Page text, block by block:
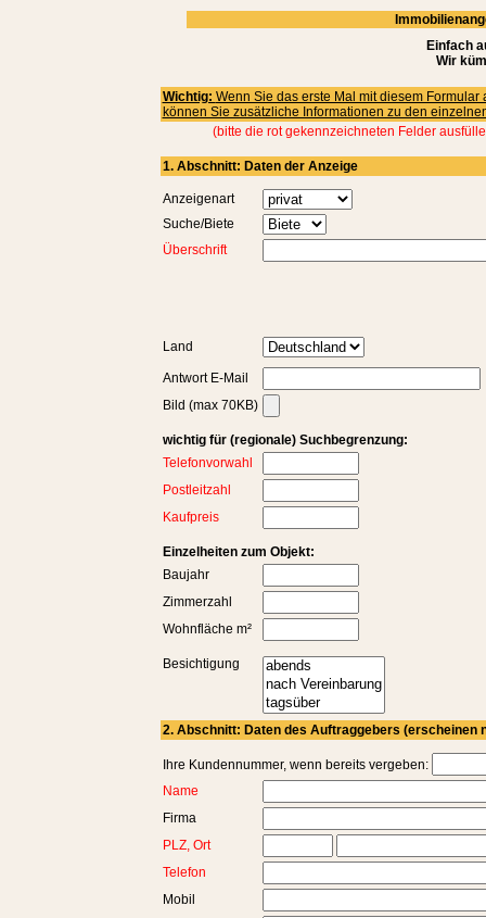
Einfach
Wir
Wichtig: Wenn Sie das erste Mal mit diesem
können Sie zusätzliche Informationen zu den
(bitte die rot gekennzeichneten Felder
1. Abschnitt: Daten der Anzeige
Anzeigenart
Suche/Biete
Überschrift
Land
Antwort E-Mail
Bild (max 70KB)
wichtig für (regionale) Suchbegrenzung:
Telefonvorwahl
Postleitzahl
Kaufpreis
Einzelheiten zum Objekt:
Baujahr
Zimmerzahl
Wohnfläche m²
Besichtigung
2. Abschnitt: Daten des Auftraggebers (erscheinen
Ihre Kundennummer, wenn bereits vergeben:
Name
Firma
PLZ, Ort
Telefon
Mobil